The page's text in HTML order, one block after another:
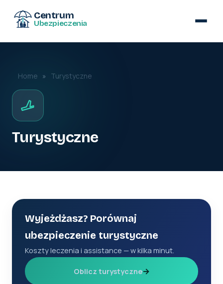
Centrum
Ubezpieczenia
Home » Turystyczne
Turystyczne
Wyjeżdżasz? Porównaj
ubezpieczenie turystyczne
Koszty leczenia i assistance — w kilka minut.
Oblicz turystyczne→